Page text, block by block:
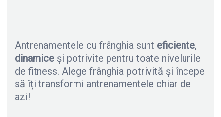
Antrenamentele cu frânghia sunt eficiente,
dinamice și potrivite pentru toate nivelurile
de fitness. Alege frânghia potrivită și începe
să îți transformi antrenamentele chiar de
azi!